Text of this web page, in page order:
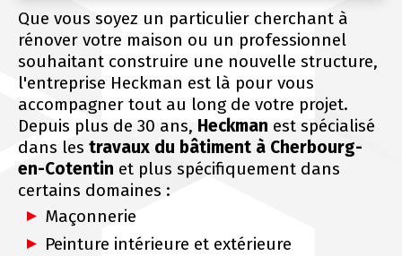
RÉALISATION D'UN ESCALIER EN BOIS
EXOTIQUE
Mise en lumière du travail de
l'équipe d'artisans Heckman pour
une réalisation sur-mesure
d'escalier en bois exotique à
Cherbourg-en-Cotentin.
VOIR L'ACTUALITÉ
Que vous soyez un particulier cherchant à
rénover votre maison ou un professionnel
souhaitant construire une nouvelle structure,
l'entreprise Heckman est là pour vous
accompagner tout au long de votre projet.
Depuis plus de 30 ans, Heckman est spécialisé
dans les travaux du bâtiment à Cherbourg-
en-Cotentin et plus spécifiquement dans
certains domaines :
Maçonnerie
Peinture intérieure et extérieure